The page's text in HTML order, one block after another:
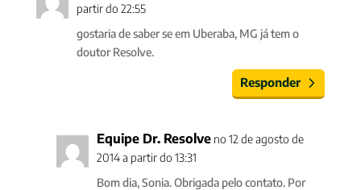
partir do 22:55
gostaria de saber se em Uberaba, MG já tem o
doutor Resolve.
Responder
Equipe Dr. Resolve no 12 de agosto de
2014 a partir do 13:31
Bom dia, Sonia. Obrigada pelo contato. Por